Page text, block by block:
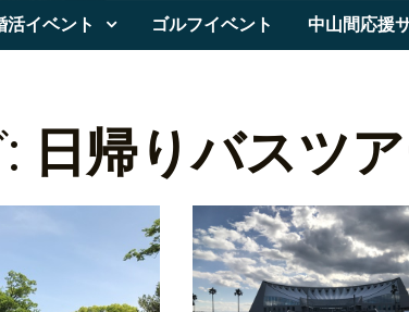
活イベント ゴルフイベント 中山間応援
日帰りバスツ